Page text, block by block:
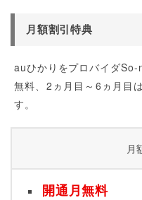
月額割引特典
auひかりをプロバイダSo-
無料、2ヵ月目～6ヵ月目
す。
月
開通月無料